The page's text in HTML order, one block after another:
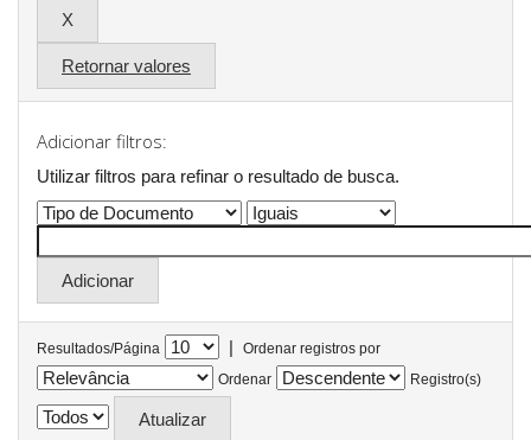
Retornar valores
Adicionar filtros:
Utilizar filtros para refinar o resultado de busca.
Resultados/Página |
Ordenar registros por
Ordenar
Registro(s)